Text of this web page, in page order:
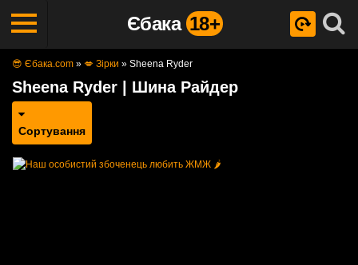
Єбака 18+
😎 Єбака.com » 💋 Зірки » Sheena Ryder
Sheena Ryder | Шина Райдер
Сортування